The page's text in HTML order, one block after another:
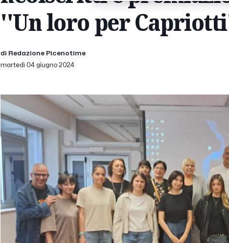
''Un loro per
di Redazione Picenotime
martedì 04 giugno 2024